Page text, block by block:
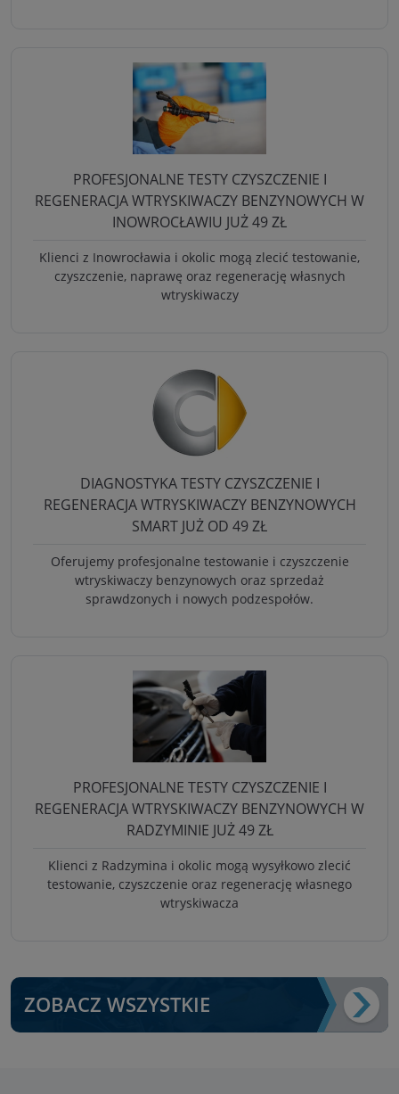
PROFESJONALNE TESTY CZYSZCZENIE I
REGENERACJA WTRYSKIWACZY BENZYNOWYCH W
INOWROCŁAWIU JUŻ 49 ZŁ
Klienci z Inowrocławia i okolic mogą zlecić testowanie,
czyszczenie, naprawę oraz regenerację własnych
wtryskiwaczy
DIAGNOSTYKA TESTY CZYSZCZENIE I
REGENERACJA WTRYSKIWACZY BENZYNOWYCH
SMART JUŻ OD 49 ZŁ
Oferujemy profesjonalne testowanie i czyszczenie
wtryskiwaczy benzynowych oraz sprzedaż
sprawdzonych i nowych podzespołów.
PROFESJONALNE TESTY CZYSZCZENIE I
REGENERACJA WTRYSKIWACZY BENZYNOWYCH W
RADZYMINIE JUŻ 49 ZŁ
Klienci z Radzymina i okolic mogą wysyłkowo zlecić
testowanie, czyszczenie oraz regenerację własnego
wtryskiwacza
ZOBACZ WSZYSTKIE